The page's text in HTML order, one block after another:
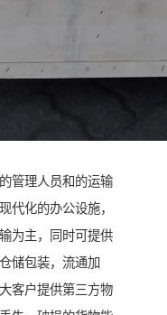
管理人员和的运输
代化的办公设施，
为主，同时可提供
储包装，流通加
客户提供第三方物